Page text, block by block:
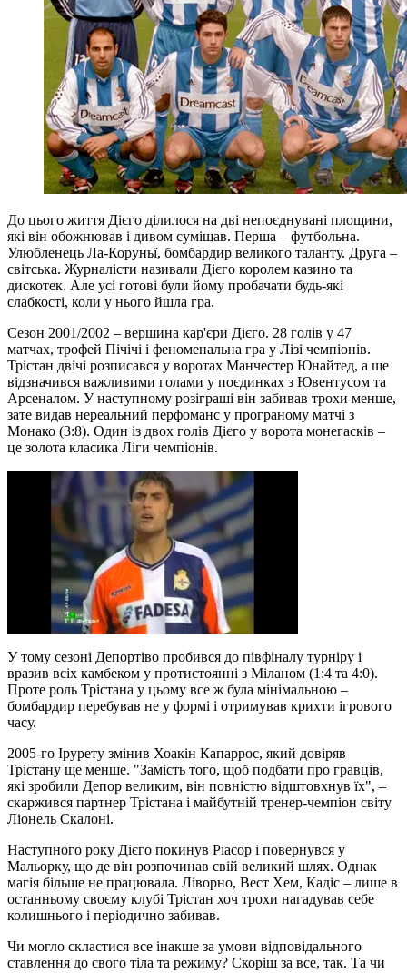
До цього життя Дієго ділилося на дві непоєднувані площини,
які він обожнював і дивом суміщав. Перша – футбольна.
Улюбленець Ла-Коруньї, бомбардир великого таланту. Друга –
світська. Журналісти називали Дієго королем казино та
дискотек. Але усі готові були йому пробачати будь-які
слабкості, коли у нього йшла гра.
Сезон 2001/2002 – вершина кар'єри Дієго. 28 голів у 47
матчах, трофей Пічічі і феноменальна гра у Лізі чемпіонів.
Трістан двічі розписався у воротах Манчестер Юнайтед, а ще
відзначився важливими голами у поєдинках з Ювентусом та
Арсеналом. У наступному розіграші він забивав трохи менше,
зате видав нереальний перфоманс у програному матчі з
Монако (3:8). Один із двох голів Дієго у ворота монегасків –
це золота класика Ліги чемпіонів.
У тому сезоні Депортіво пробився до півфіналу турніру і
вразив всіх камбеком у протистоянні з Міланом (1:4 та 4:0).
Проте роль Трістана у цьому все ж була мінімальною –
бомбардир перебував не у формі і отримував крихти ігрового
часу.
2005-го Ірурету змінив Хоакін Капаррос, який довіряв
Трістану ще менше. "Замість того, щоб подбати про гравців,
які зробили Депор великим, він повністю відштовхнув їх", –
скаржився партнер Трістана і майбутній тренер-чемпіон світу
Ліонель Скалоні.
Наступного року Дієго покинув Ріасор і повернувся у
Мальорку, що де він розпочинав свій великий шлях. Однак
магія більше не працювала. Ліворно, Вест Хем, Кадіс – лише в
останньому своєму клубі Трістан хоч трохи нагадував себе
колишнього і періодично забивав.
Чи могло скластися все інакше за умови відповідального
ставлення до свого тіла та режиму? Скоріш за все, так. Та чи